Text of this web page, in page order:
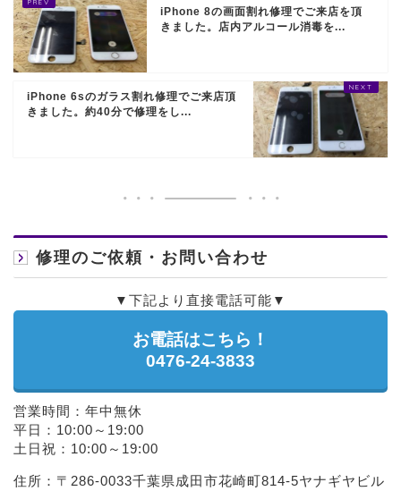
iPhone 8の画面割れ修理でご来店を頂
きました。店内アルコール消毒を...
iPhone 6sのガラス割れ修理でご来店頂
きました。約40分で修理をし...
修理のご依頼・お問い合わせ
▼下記より直接電話可能▼
お電話はこちら！
0476-24-3833
営業時間：年中無休
平日：10:00～19:00
土日祝：10:00～19:00
住所：〒286-0033千葉県成田市花崎町814-5ヤナギヤビル